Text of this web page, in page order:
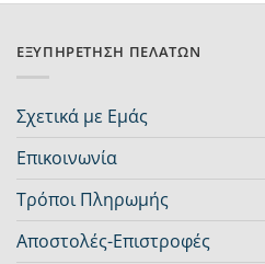
ΕΞΥΠΗΡΈΤΗΣΗ ΠΕΛΑΤΏΝ
Σχετικά με Εμάς
Επικοινωνία
Τρόποι Πληρωμής
Αποστολές-Επιστροφές